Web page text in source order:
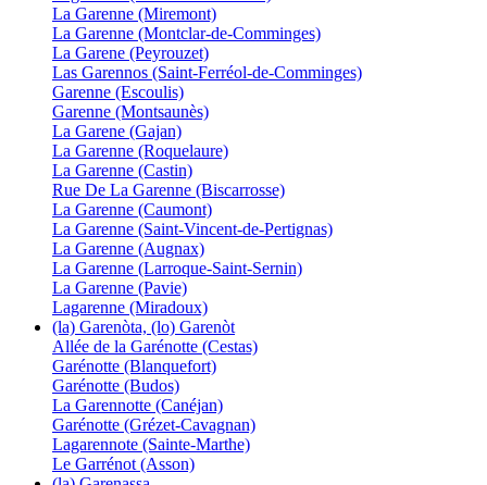
La Garenne (Miremont)
La Garenne (Montclar-de-Comminges)
La Garene (Peyrouzet)
Las Garennos (Saint-Ferréol-de-Comminges)
Garenne (Escoulis)
Garenne (Montsaunès)
La Garene (Gajan)
La Garenne (Roquelaure)
La Garenne (Castin)
Rue De La Garenne (Biscarrosse)
La Garenne (Caumont)
La Garenne (Saint-Vincent-de-Pertignas)
La Garenne (Augnax)
La Garenne (Larroque-Saint-Sernin)
La Garenne (Pavie)
Lagarenne (Miradoux)
(la) Garenòta, (lo) Garenòt
Allée de la Garénotte (Cestas)
Garénotte (Blanquefort)
Garénotte (Budos)
La Garennotte (Canéjan)
Garénotte (Grézet-Cavagnan)
Lagarennote (Sainte-Marthe)
Le Garrénot (Asson)